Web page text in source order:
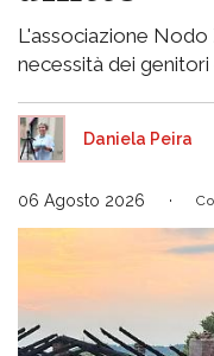
L'associazione
necessità dei
Daniela Peira
06 Agosto 2026